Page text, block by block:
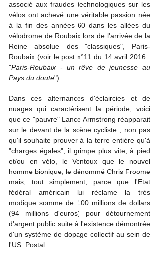
associé aux fraudes technologiques sur les
vélos ont achevé une véritable passion née
à la fin des années 60 dans les allées du
vélodrome de Roubaix lors de l'arrivée de la
Reine absolue des "classiques", Paris-
Roubaix (voir le post n°11 du 14 avril 2016 :
"Paris-Roubaix - un rêve de jeunesse au
Pays du doute").
Dans ces alternances d'éclaircies et de
nuages qui caractérisent la période, voici
que ce "pauvre" Lance Armstrong réapparait
sur le devant de la scène cycliste ; non pas
qu'il souhaite prouver à la terre entière qu'à
"charges égales", il grimpe plus vite, à pied
et/ou en vélo, le Ventoux que le nouvel
homme bionique, le dénommé Chris Froome
mais, tout simplement, parce que l'Etat
fédéral américain lui réclame la très
modique somme de 100 millions de dollars
(94 millions d'euros) pour détournement
d'argent public suite à l'existence démontrée
d'un système de dopage collectif au sein de
l'US. Postal.